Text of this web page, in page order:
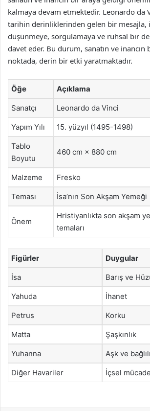
kalmaya devam etmektedir. Leonardo da
tarihin derinliklerinden gelen bir mesajla,
düşünmeye, sorgulamaya ve ruhsal bir
davet eder. Bu durum, sanatın ve inancın
noktada, derin bir etki yaratmaktadır.
Öğe Açıklama
Sanatçı Leonardo da Vinci
Yapım Yılı 15. yüzyıl (1495-1498)
Tablo
Boyutu
460 cm × 880 cm
Malzeme Fresko
Teması İsa’nın Son Akşam Yemeği
Önem
Hristiyanlıkta son akşam
temaları
Figürler Duygular
İsa Barış ve
Yahuda İhanet
Petrus Korku
Matta Şaşkınlık
Yuhanna Aşk ve
Diğer Havariler İçsel